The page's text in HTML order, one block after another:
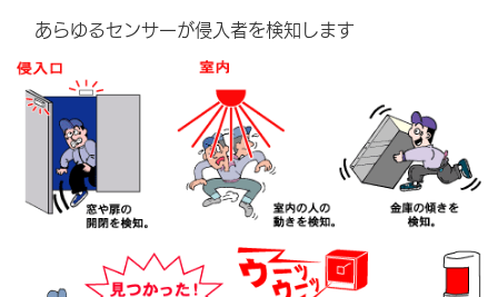
あらゆるセンサーが侵入者を検知します